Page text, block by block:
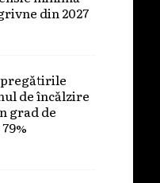
din 2027
de încălzire
grad de